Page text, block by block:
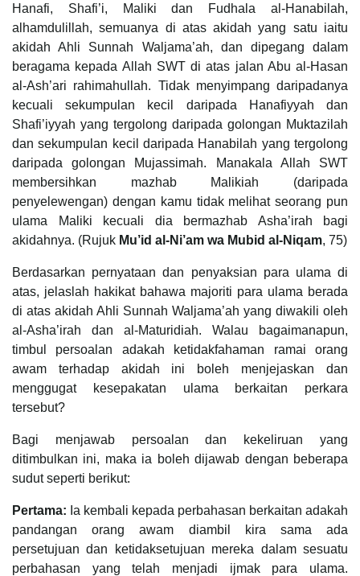
Hanafi, Shafi’i, Maliki dan Fudhala al-Hanabilah,
alhamdulillah, semuanya di atas akidah yang satu iaitu
akidah Ahli Sunnah Waljama’ah, dan dipegang dalam
beragama kepada Allah SWT di atas jalan Abu al-Hasan
al-Ash’ari rahimahullah. Tidak menyimpang daripadanya
kecuali sekumpulan kecil daripada Hanafiyyah dan
Shafi’iyyah yang tergolong daripada golongan Muktazilah
dan sekumpulan kecil daripada Hanabilah yang tergolong
daripada golongan Mujassimah. Manakala Allah SWT
membersihkan mazhab Malikiah (daripada
penyelewengan) dengan kamu tidak melihat seorang pun
ulama Maliki kecuali dia bermazhab Asha’irah bagi
akidahnya. (Rujuk Mu’id al-Ni’am wa Mubid al-Niqam, 75)
Berdasarkan pernyataan dan penyaksian para ulama di
atas, jelaslah hakikat bahawa majoriti para ulama berada
di atas akidah Ahli Sunnah Waljama’ah yang diwakili oleh
al-Asha’irah dan al-Maturidiah. Walau bagaimanapun,
timbul persoalan adakah ketidakfahaman ramai orang
awam terhadap akidah ini boleh menjejaskan dan
menggugat kesepakatan ulama berkaitan perkara
tersebut?
Bagi menjawab persoalan dan kekeliruan yang
ditimbulkan ini, maka ia boleh dijawab dengan beberapa
sudut seperti berikut:
Pertama: Ia kembali kepada perbahasan berkaitan adakah
pandangan orang awam diambil kira sama ada
persetujuan dan ketidaksetujuan mereka dalam sesuatu
perbahasan yang telah menjadi ijmak para ulama.